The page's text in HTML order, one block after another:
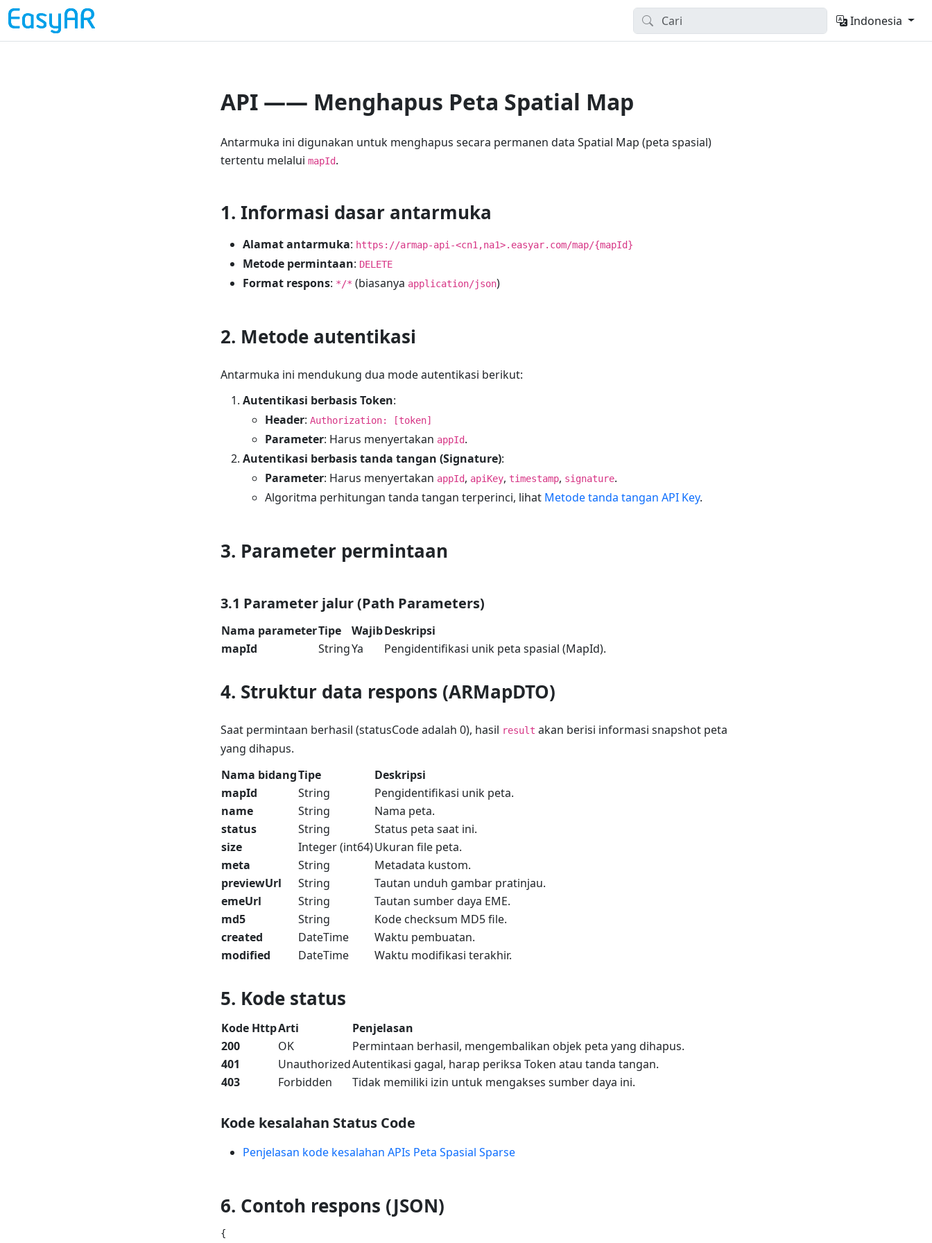
Indonesia
API —— Menghapus Peta Spatial Map
Antarmuka ini digunakan untuk menghapus secara permanen data Spatial Map (peta spasial)
tertentu melalui mapId.
1. Informasi dasar antarmuka
Alamat antarmuka: https://armap-api-<cn1,na1>.easyar.com/map/{mapId}
Metode permintaan: DELETE
Format respons: */* (biasanya application/json)
2. Metode autentikasi
Antarmuka ini mendukung dua mode autentikasi berikut:
Autentikasi berbasis Token:
Header: Authorization: [token]
Parameter: Harus menyertakan appId.
Autentikasi berbasis tanda tangan (Signature):
Parameter: Harus menyertakan appId, apiKey, timestamp, signature.
Algoritma perhitungan tanda tangan terperinci, lihat Metode tanda tangan API Key.
3. Parameter permintaan
3.1 Parameter jalur (Path Parameters)
Nama parameterTipe WajibDeskripsi
mapId
StringYa Pengidentifikasi unik peta spasial (MapId).
4. Struktur data respons (ARMapDTO)
Saat permintaan berhasil (statusCode adalah 0), hasil result akan berisi informasi snapshot peta
yang dihapus.
Nama bidangTipe
Deskripsi
mapId
String
Pengidentifikasi unik peta.
name
String
Nama peta.
status
String
Status peta saat ini.
size
Integer (int64)Ukuran file peta.
meta
String
Metadata kustom.
previewUrl
String
Tautan unduh gambar pratinjau.
emeUrl
String
Tautan sumber daya EME.
md5
String
Kode checksum MD5 file.
created
DateTime
Waktu pembuatan.
modified
DateTime Waktu modifikasi terakhir.
5. Kode status
Kode HttpArti
Penjelasan
200
OK
Permintaan berhasil, mengembalikan objek peta yang dihapus.
401
UnauthorizedAutentikasi gagal, harap periksa Token atau tanda tangan.
403
Forbidden Tidak memiliki izin untuk mengakses sumber daya ini.
Kode kesalahan Status Code
Penjelasan kode kesalahan APIs Peta Spasial Sparse
6. Contoh respons (JSON)
{